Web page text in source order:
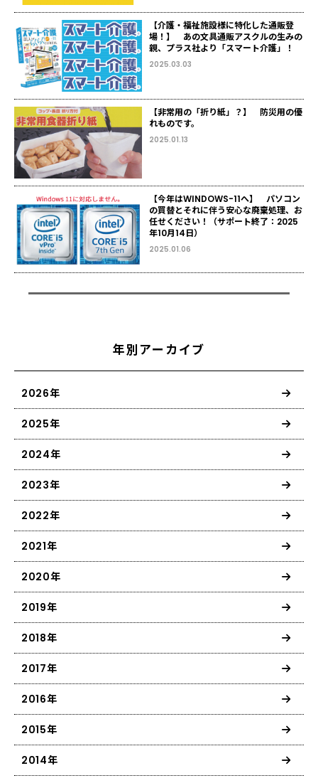
【介護・福祉施設様に特化した通販登
場！】 あの文具通販アスクルの生みの
親、プラス社より「スマート介護」！
2025.03.03
【非常用の「折り紙」？】 防災用の優
れものです。
2025.01.13
【今年はWINDOWS-11へ】 パソコン
の買替とそれに伴う安心な廃棄処理、お
任せください！（サポート終了：2025
年10月14日）
2025.01.06
年別アーカイブ
2026年
2025年
2024年
2023年
2022年
2021年
2020年
2019年
2018年
2017年
2016年
2015年
2014年